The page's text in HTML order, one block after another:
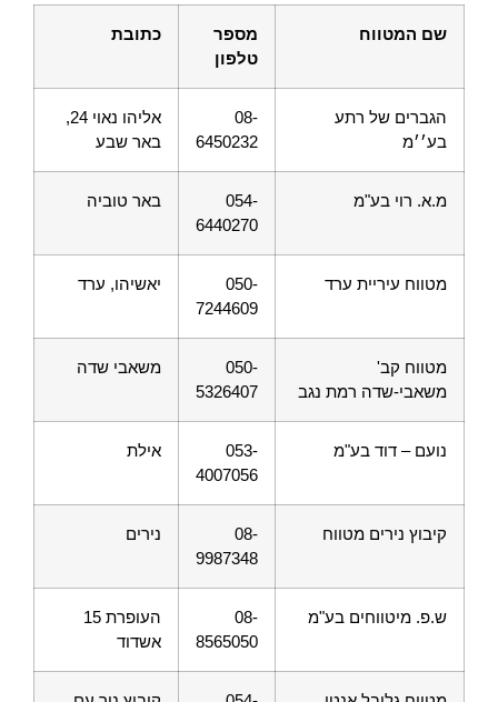
שם המטווח
מספר
טלפון
כתובת
הגברים של רתע
בע׳׳מ
08-
6450232
אליהו נאוי 24,
באר שבע
מ.א. רוי בע"מ
054-
6440270
באר טוביה
מטווח עיריית ערד
050-
7244609
יאשיהו, ערד
מטווח קב'
משאבי-שדה רמת נגב
050-
5326407
משאבי שדה
נועם – דוד בע"מ
053-
4007056
אילת
קיבוץ נירים מטווח
08-
9987348
נירים
ש.פ. מיטווחים בע"מ
08-
8565050
העופרת 15
אשדוד